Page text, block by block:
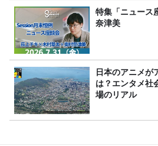
特集「ニュース
奈津美
日本のアニメが
は？エンタメ社
場のリアル